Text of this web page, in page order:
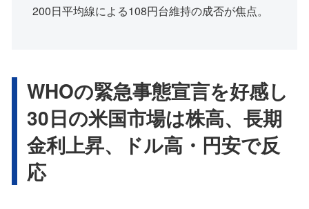
200日平均線による108円台維持の成否が焦点。
WHOの緊急事態宣言を好感し
30日の米国市場は株高、長期
金利上昇、ドル高・円安で反
応